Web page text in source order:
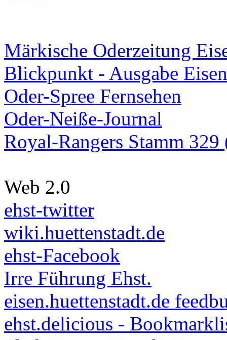
Märkische Oderzeitung
Blickpunkt - Ausgabe
Oder-Spree Fernsehen
Oder-Neiße-Journal
Royal-Rangers Stamm
Web 2.0
ehst-twitter
wiki.huettenstadt.de
ehst-Facebook
Irre Führung Ehst.
eisen.huettenstadt.de
ehst.delicious -